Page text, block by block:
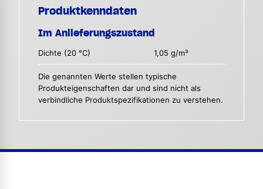
Produktkenndaten
Im Anlieferungszustand
Dichte (20 °C) 1,05 g/m³
Die genannten Werte stellen typische
Produkteigenschaften dar und sind nicht als
verbindliche Produktspezifikationen zu verstehen.